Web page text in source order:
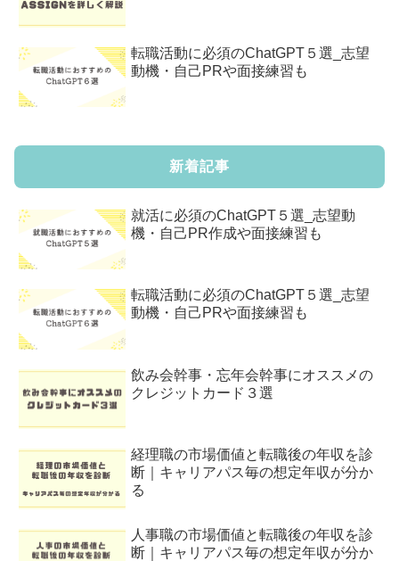
転職活動に必須のChatGPT５選_志望
動機・自己PRや面接練習も
新着記事
就活に必須のChatGPT５選_志望動
機・自己PR作成や面接練習も
転職活動に必須のChatGPT５選_志望
動機・自己PRや面接練習も
飲み会幹事・忘年会幹事にオススメの
クレジットカード３選
経理職の市場価値と転職後の年収を診
断｜キャリアパス毎の想定年収が分か
る
人事職の市場価値と転職後の年収を診
断｜キャリアパス毎の想定年収が分か